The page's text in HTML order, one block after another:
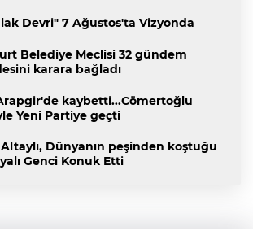
Devri" 7 Ağustos'ta Vizyonda
Belediye Meclisi 32 gündem
karara bağladı
kaybetti...Cömertoğlu
Yeni Partiye geçti
Dünyanın peşinden koştuğu
Genci Konuk Etti